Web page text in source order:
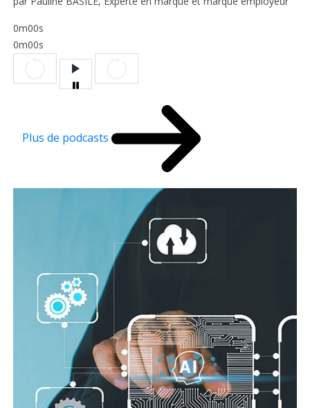
0m00s
0m00s
Plus de podcasts